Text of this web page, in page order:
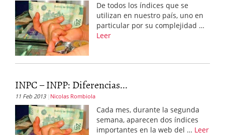
De todos los índices que se
utilizan en nuestro país, uno en
particular por su complejidad …
Leer
INPC – INPP: Diferencias...
11 Feb 2013 Nicolas Rombiola
Cada mes, durante la segunda
semana, aparecen dos índices
importantes en la web del … Leer